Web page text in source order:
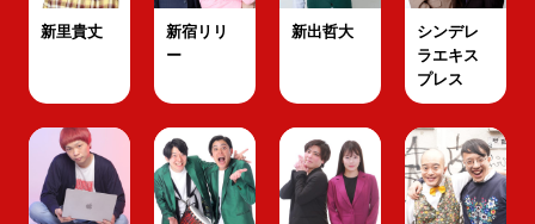
新里貴丈
新宿リリ
ー
新出哲大
シンデレ
ラエキス
プレス